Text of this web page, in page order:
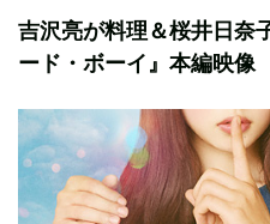
吉沢亮が料理＆桜井日
ード・ボーイ』本編映像